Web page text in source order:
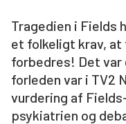
Søg
Tragedien i Fields
et folkeligt krav,
forbedres! Det var
forleden var i TV2
vurdering af
psykiatrien og